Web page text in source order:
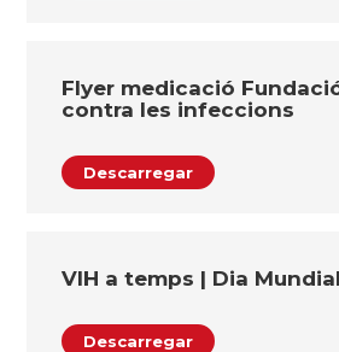
Flyer medicació
contra les infeccions
Descarregar
VIH a temps | Dia
Descarregar